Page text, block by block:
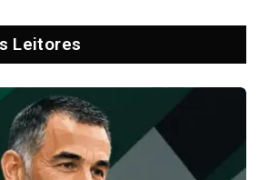
Leitores